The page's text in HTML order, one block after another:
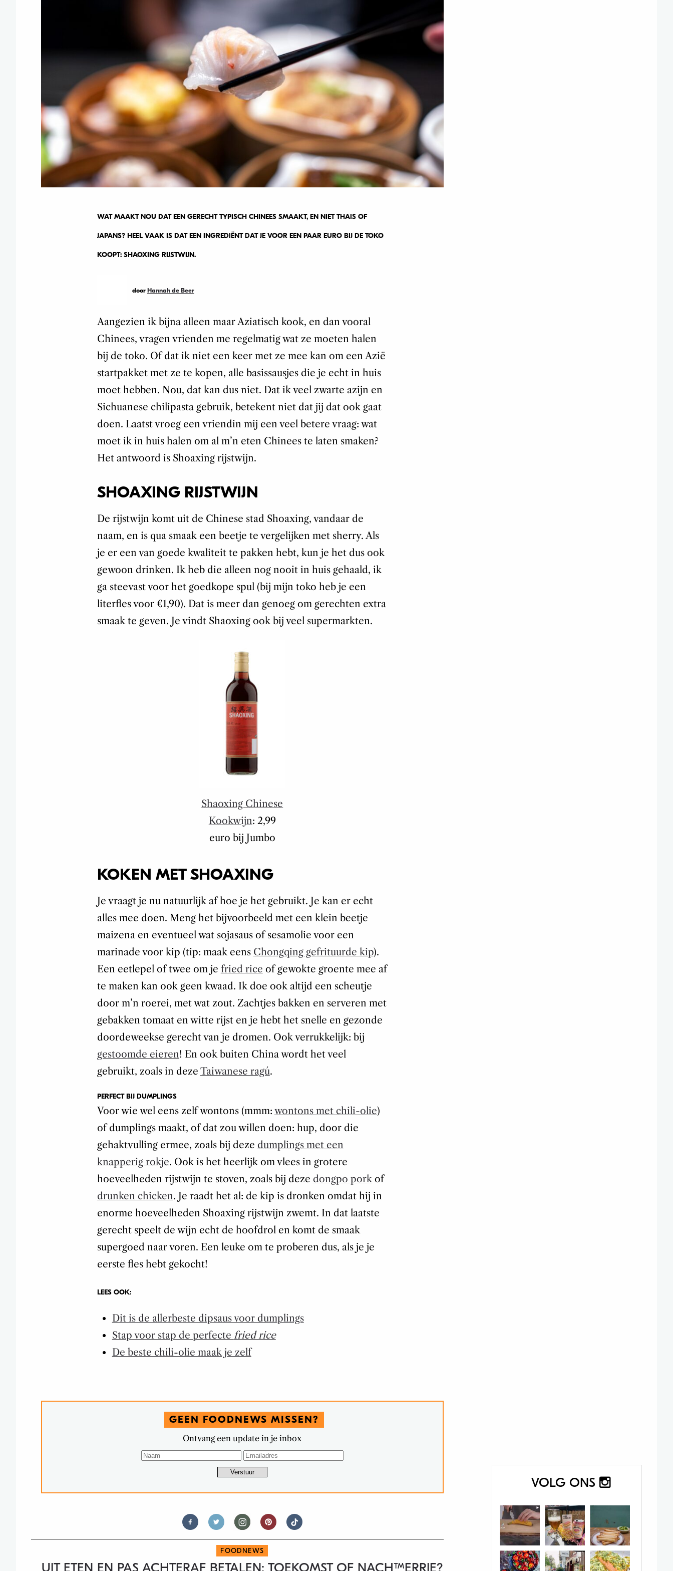
VOLG ONS
WAT MAAKT NOU DAT EEN GERECHT TYPISCH CHINEES SMAAKT, EN NIET THAIS OF
JAPANS? HEEL VAAK IS DAT EEN INGREDIËNT DAT JE VOOR EEN PAAR EURO BIJ DE TOKO
KOOPT: SHAOXING RIJSTWIJN.
door Hannah de Beer
Aangezien ik bijna alleen maar Aziatisch kook, en dan vooral
Chinees, vragen vrienden me regelmatig wat ze moeten halen
bij de toko. Of dat ik niet een keer met ze mee kan om een Azië
startpakket met ze te kopen, alle basissausjes die je echt in huis
moet hebben. Nou, dat kan dus niet. Dat ik veel zwarte azijn en
Sichuanese chilipasta gebruik, betekent niet dat jij dat ook gaat
doen. Laatst vroeg een vriendin mij een veel betere vraag: wat
moet ik in huis halen om al m’n eten Chinees te laten smaken?
Het antwoord is Shoaxing rijstwijn.
SHOAXING RIJSTWIJN
De rijstwijn komt uit de Chinese stad Shoaxing, vandaar de
naam, en is qua smaak een beetje te vergelijken met sherry. Als
je er een van goede kwaliteit te pakken hebt, kun je het dus ook
gewoon drinken. Ik heb die alleen nog nooit in huis gehaald, ik
ga steevast voor het goedkope spul (bij mijn toko heb je een
literfles voor €1,90). Dat is meer dan genoeg om gerechten extra
smaak te geven. Je vindt Shaoxing ook bij veel supermarkten.
Shaoxing Chinese
Kookwijn: 2,99
euro bij Jumbo
KOKEN MET SHOAXING
Je vraagt je nu natuurlijk af hoe je het gebruikt. Je kan er echt
alles mee doen. Meng het bijvoorbeeld met een klein beetje
maizena en eventueel wat sojasaus of sesamolie voor een
marinade voor kip (tip: maak eens Chongqing gefrituurde kip).
Een eetlepel of twee om je fried rice of gewokte groente mee af
te maken kan ook geen kwaad. Ik doe ook altijd een scheutje
door m’n roerei, met wat zout. Zachtjes bakken en serveren met
gebakken tomaat en witte rijst en je hebt het snelle en gezonde
doordeweekse gerecht van je dromen. Ook verrukkelijk: bij
gestoomde eieren! En ook buiten China wordt het veel
gebruikt, zoals in deze Taiwanese ragú.
PERFECT BIJ DUMPLINGS
Voor wie wel eens zelf wontons (mmm: wontons met chili-olie)
of dumplings maakt, of dat zou willen doen: hup, door die
gehaktvulling ermee, zoals bij deze dumplings met een
knapperig rokje. Ook is het heerlijk om vlees in grotere
hoeveelheden rijstwijn te stoven, zoals bij deze dongpo porkof
drunken chicken. Je raadt het al: de kip is dronken omdat hij in
enorme hoeveelheden Shoaxing rijstwijn zwemt. In dat laatste
gerecht speelt de wijn echt de hoofdrol en komt de smaak
supergoed naar voren. Een leuke om te proberen dus, als je je
eerste fles hebt gekocht!
LEES OOK:
Dit is de allerbeste dipsaus voor dumplings
Stap voor stap de perfecte fried rice
De beste chili-olie maak je zelf
GEEN FOODNEWS MISSEN?
Ontvang een update in je inbox
FOODNEWS
UIT ETEN EN PAS ACHTERAF BETALEN: TOEKOMST OF NACHTMERRIE?